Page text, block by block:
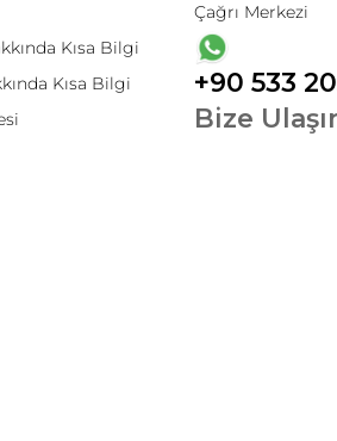
Kısa Bilgi
Kısa Bilgi
Çağrı Merkezi
+90 533
Bize